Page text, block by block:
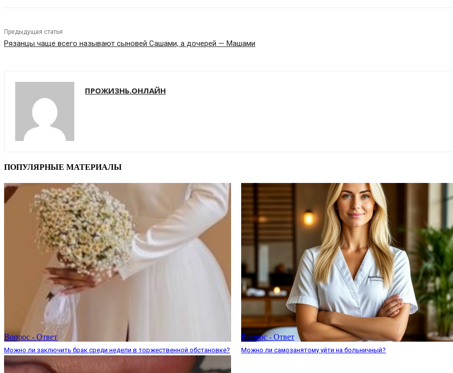
Предыдущая статья
Рязанцы чаще всего называют сыновей Сашами, а дочерей — Машами
ПРОЖИЗНЬ.ОНЛАЙН
ПОПУЛЯРНЫЕ МАТЕРИАЛЫ
Вопрос - Ответ
Можно ли заключить брак среди недели в торжественной обстановке?
Вопрос - Ответ
Можно ли самозанятому уйти на больничный?